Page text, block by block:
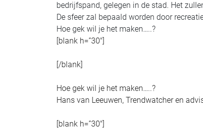
bedrijfspand, gelegen in de stad. Het
De sfeer zal bepaald worden door
Hoe gek wil je het maken…..?
[blank h=”30″]
[/blank]
Hoe gek wil je het maken…..?
Hans van Leeuwen, Trendwatcher en
[blank h=”30″]